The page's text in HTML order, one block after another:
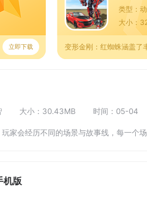
立即下载
类型：
大小：
大小：30.43MB 时间：05-04
家会经历不同的场景与故事线，每一个
机版